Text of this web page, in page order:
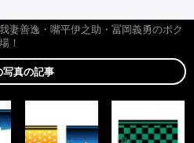
妻善逸・嘴平伊之助・冨岡義勇のボク
！
写真の記事